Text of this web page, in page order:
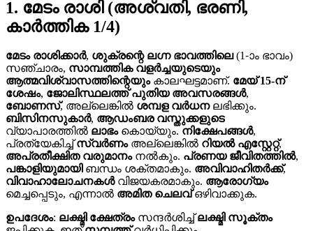
1. മേടം രാശി (അശ്വതി, ഭരണി,
കാർത്തിക 1/4)
മേടം രാശിക്കാർ, ശുക്രന്റെ ലഗ്ന ഭാവത്തിലെ(1-ാം ഭാവം)
സഞ്ചാരം, സാമ്പത്തിക വളർച്ചയുടെയും
ആത്മവിശ്വാസത്തിന്റെയുംകാലഘട്ടമാണ്. മേയ് 15-ന്
ശേഷം, ജോലിസ്ഥലത്ത് പുതിയ അവസരങ്ങൾ,
ബോണസ്, അല്ലെങ്കിൽ ശമ്പള വർധനലഭിക്കും.
ബിസിനസുകാർ, ആഡംബര വസ്തുക്കളുടെ
വ്യാപാരത്തിൽ ലാഭംകൊയ്യും. നിക്ഷേപങ്ങൾ,
പ്രത്യേകിച്ച്സ്വർണംഅല്ലെങ്കിൽ റിയൽ എസ്റ്റേറ്റ്,
അപ്രതീക്ഷിത വരുമാനംനൽകും. പ്രണയ ജീവിതത്തിൽ,
പങ്കാളിയുമായി ബന്ധം ശക്തമാകും. അവിവാഹിതർക്ക്,
വിവാഹാലോചനകൾവിജയകരമാകും. ആരോഗ്യം
മെച്ചപ്പെടും, എന്നാൽ അമിത ചെലവ്ഒഴിവാക്കുക.
ഉപദേശം: ലക്ഷ്മി ക്ഷേത്രംസന്ദർശിച്ച്ലക്ഷ്മി സൂക്തം